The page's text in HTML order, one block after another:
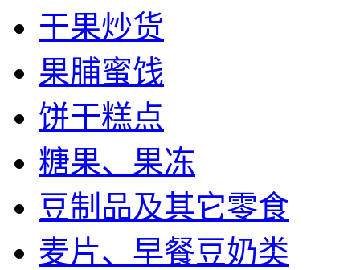
干果炒货
果脯蜜饯
饼干糕点
糖果、果冻
豆制品及其它零食
麦片、早餐豆奶类